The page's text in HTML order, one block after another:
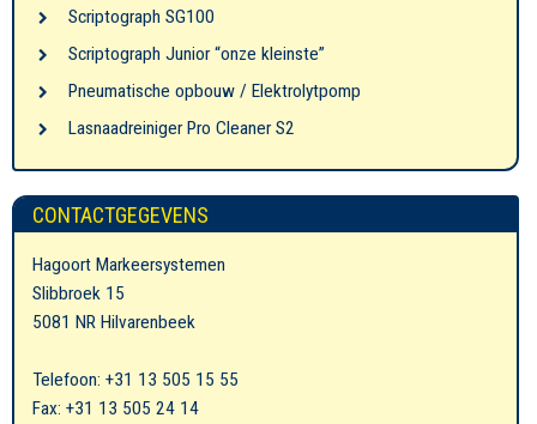
Scriptograph SG100
Scriptograph Junior “onze kleinste”
Pneumatische opbouw / Elektrolytpomp
Lasnaadreiniger Pro Cleaner S2
CONTACTGEGEVENS
Hagoort Markeersystemen
Slibbroek 15
5081 NR Hilvarenbeek
Telefoon: +31 13 505 15 55
Fax: +31 13 505 24 14